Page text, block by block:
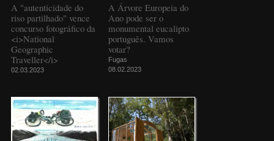
A "autenticidade do
riso partilhado" vence
concurso fotográfico da
<i>National
Geographic
Traveller</i>
02.03.2023
A Árvore Europeia do
Ano pode ser o
monumental eucalipto
português. Vamos
votar?
Fugas
08.02.2023